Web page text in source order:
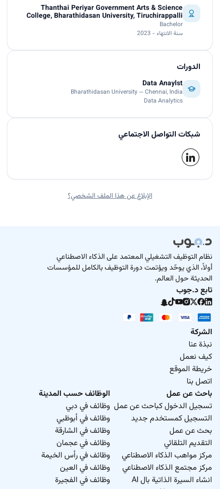
Thanthai Periyar Government Arts & Science
College, Bharathidasan University, Tiruchirappalli
Bachelor
سنة الانتهاء - 2023
الدورات
Data Anaylst
Bharathidasan University — Chennai, India
Data Analytics
شبكات التواصل الاجتماعي
الإبلاغ عن هذا الملف الشخصي؟
نظام التوظيف التشغيلي المعتمد على الذكاء الاصطناعي
أولاً، الذي يوحّد ويؤتمت دورة التوظيف بالكامل للمؤسسات
الحديثة حول العالم.
تابع د.جوب
الشركة
نبذة عنا
كيف نعمل
خريطة الموقع
اتصل بنا
باحث عن عمل
تسجيل الدخول كباحث عن عمل
التسجيل كمستخدم جديد
بحث عن عمل
التقديم التلقائي
مركز مواهب الذكاء الاصطناعي
مركز مجتمع الذكاء الاصطناعي
انشاء السيرة الذاتية بال AI
الوظائف حسب المدينة
وظائف في دبي
وظائف في أبوظبي
وظائف في الشارقة
وظائف في عجمان
وظائف في رأس الخيمة
وظائف في العين
وظائف في الفجيرة